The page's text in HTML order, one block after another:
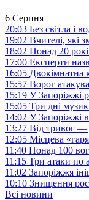
6 Серпня
20:03 Без світла і
19:02 Вчителі, які
18:02 Понад 20
17:00 Експерти
16:05 Двокімнатна
15:57 Ворог
15:19 У Запоріжжі
15:05 Три дні
14:02 У Запоріжжі
13:27 Від тривог —
12:05 Місцева
11:40 Понад 100
11:15 Три атаки по
11:02 Запоріжжя
10:10 Знищення
Всі новини